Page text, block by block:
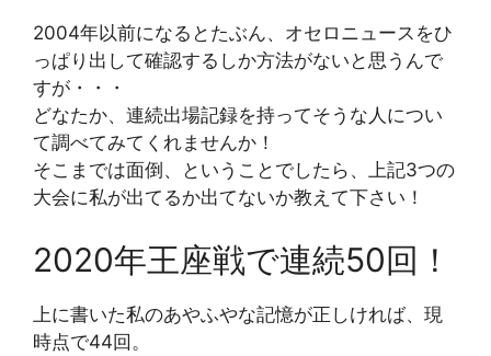
2004年以前になるとたぶん、オセロニュースをひ
っぱり出して確認するしか方法がないと思うんで
すが・・・
どなたか、連続出場記録を持ってそうな人につい
て調べてみてくれませんか！
そこまでは面倒、ということでしたら、上記3つの
大会に私が出てるか出てないか教えて下さい！
2020年王座戦で連続50回！
上に書いた私のあやふやな記憶が正しければ、現
時点で44回。